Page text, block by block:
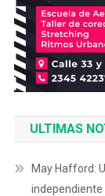
ULTIMAS
May Hafford:
independiente